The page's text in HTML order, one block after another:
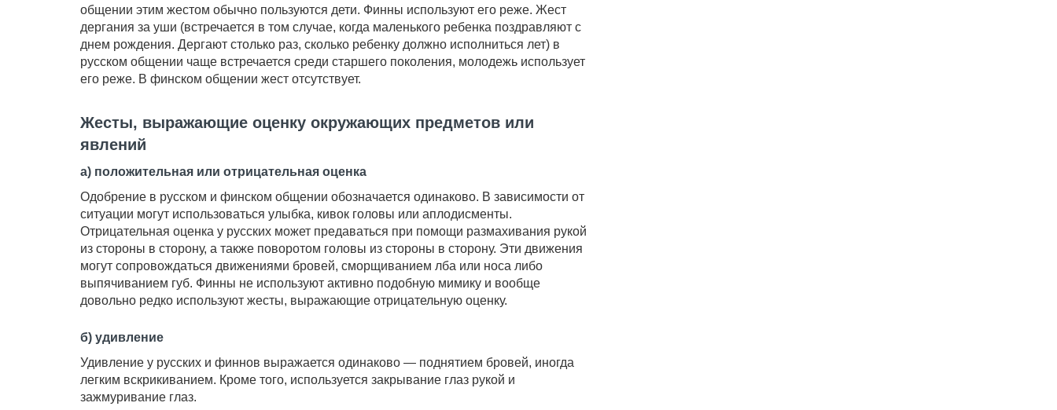
общении этим жестом обычно пользуются дети. Финны используют его реже. Жест
дергания за уши (встречается в том случае, когда маленького ребенка поздравляют с
днем рождения. Дергают столько раз, сколько ребенку должно исполниться лет) в
русском общении чаще встречается среди старшего поколения, молодежь использует
его реже. В финском общении жест отсутствует.
Жесты, выражающие оценку окружающих предметов или
явлений
а) положительная или отрицательная оценка
Одобрение в русском и финском общении обозначается одинаково. В зависимости от
ситуации могут использоваться улыбка, кивок головы или аплодисменты.
Отрицательная оценка у русских может предаваться при помощи размахивания рукой
из стороны в сторону, а также поворотом головы из стороны в сторону. Эти движения
могут сопровождаться движениями бровей, сморщиванием лба или носа либо
выпячиванием губ. Финны не используют активно подобную мимику и вообще
довольно редко используют жесты, выражающие отрицательную оценку.
б) удивление
Удивление у русских и финнов выражается одинаково — поднятием бровей, иногда
легким вскрикиванием. Кроме того, используется закрывание глаз рукой и
зажмуривание глаз.